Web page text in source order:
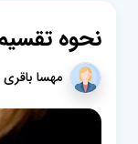
نحوه
مهسا